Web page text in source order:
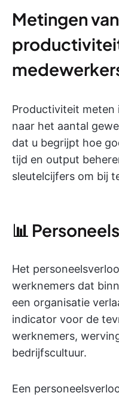
Metingen
Productiviteit meten
naar het aantal
dat u begrijpt hoe
tijd en output
sleutelcijfers om bij
📊
Het
werknemers dat
een organisatie
indicator voor de
werknemers,
bedrijfscultuur.
Een